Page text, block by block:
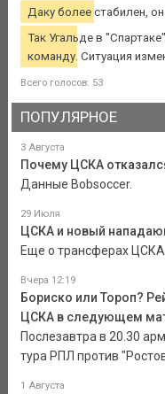
Даку более стабилен,
Так Угальде в
команду. Ситуация
Всего голосов: 53
ПОПУЛЯРНОЕ
3 Августа
Почему ЦСКА
Данные Bobsoccer.
29 Июля
ЦСКА и новый
Еще о трансферах
Вчера 12:19
Бориско или Тороп?
ЦСКА в следующем
Послезавтра в 20.30
тура РПЛ против
1 Августа